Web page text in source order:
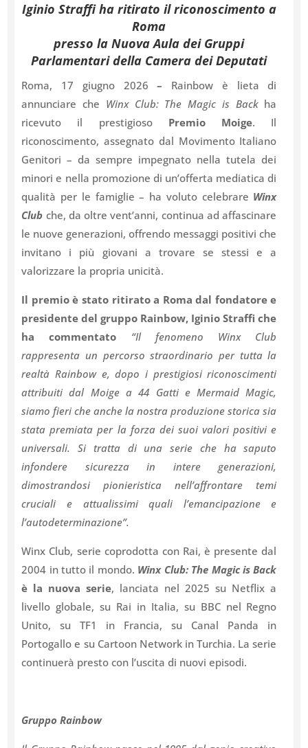
Iginio Straffi ha ritirato il riconoscimento a
Roma
presso la Nuova Aula dei Gruppi
Parlamentari della Camera dei Deputati
Roma, 17 giugno 2026– Rainbow è lieta di
annunciare che Winx Club: The Magic is Backha
ricevuto il prestigioso Premio Moige. Il
riconoscimento, assegnato dal Movimento Italiano
Genitori – da sempre impegnato nella tutela dei
minori e nella promozione di un’offerta mediatica di
qualità per le famiglie – ha voluto celebrare Winx
Club che, da oltre vent’anni, continua ad affascinare
le nuove generazioni, offrendo messaggi positivi che
invitano i più giovani a trovare se stessi e a
valorizzare la propria unicità.
Il premio è stato ritirato a Roma dal fondatore e
presidente del gruppo Rainbow, Iginio Straffi che
ha commentato “Il fenomeno Winx Club
rappresenta un percorso straordinario per tutta la
realtà Rainbow e, dopo i prestigiosi riconoscimenti
attribuiti dal Moige a 44 Gatti e Mermaid Magic,
siamo fieri che anche la nostra produzione storica sia
stata premiata per la forza dei suoi valori positivi e
universali. Si tratta di una serie che ha saputo
infondere sicurezza in intere generazioni,
dimostrandosi pionieristica nell’affrontare temi
cruciali e attualissimi quali l’emancipazione e
l’autodeterminazione”.
Winx Club, serie coprodotta con Rai, è presente dal
2004 in tutto il mondo. Winx Club: The Magic is Back
è la nuova serie, lanciata nel 2025 su Netflix a
livello globale, su Rai in Italia, su BBC nel Regno
Unito, su TF1 in Francia, su Canal Panda in
Portogallo e su Cartoon Network in Turchia. La serie
continuerà presto con l’uscita di nuovi episodi.
Gruppo Rainbow